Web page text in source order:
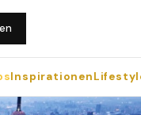
Inspirationen